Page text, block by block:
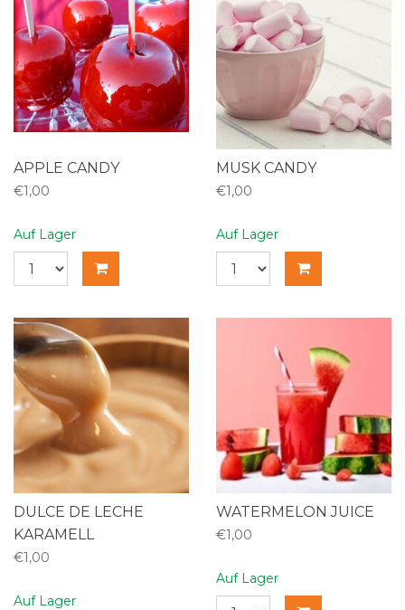
APPLE CANDY
€1,00
Auf Lager
MUSK CANDY
€1,00
Auf Lager
DULCE DE LECHE
KARAMELL
€1,00
Auf Lager
WATERMELON JUICE
€1,00
Auf Lager